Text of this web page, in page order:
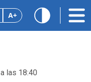
A+
las 18:40